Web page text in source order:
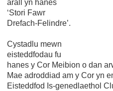
arall yn hanes
‘Stori Fawr
Drefach-Felindre’.
Cystadlu mewn
eisteddfodau fu
hanes y Cor Meibion o dan
Mae adroddiad am y Cor yn
Eisteddfod Is-genedlaethol